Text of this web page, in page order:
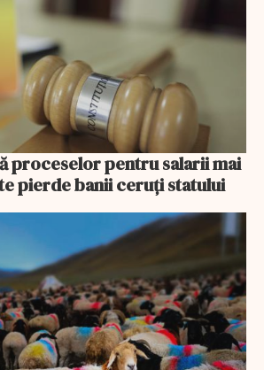
proceselor pentru salarii mai
pierde banii ceruți statului